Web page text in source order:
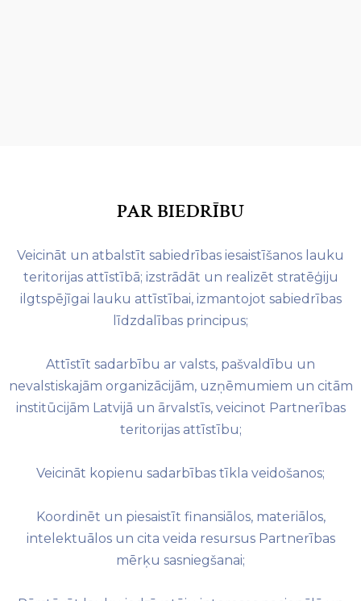
PAR BIEDRĪBU
Veicināt un atbalstīt sabiedrības iesaistīšanos lauku
teritorijas attīstībā; izstrādāt un realizēt stratēģiju
ilgtspējīgai lauku attīstībai, izmantojot sabiedrības
līdzdalības principus;
Attīstīt sadarbību ar valsts, pašvaldību un
nevalstiskajām organizācijām, uzņēmumiem un citām
institūcijām Latvijā un ārvalstīs, veicinot Partnerības
teritorijas attīstību;
Veicināt kopienu sadarbības tīkla veidošanos;
Koordinēt un piesaistīt finansiālos, materiālos,
intelektuālos un cita veida resursus Partnerības
mērķu sasniegšanai;